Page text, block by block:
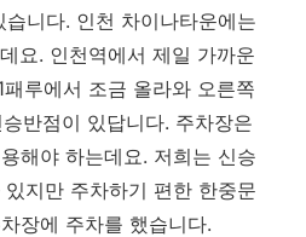
니다. 인천 차이나타운에는
요. 인천역에서 제일 가까운
루에서 조금 올라와 오른쪽
반점이 있답니다. 주차장은
해야 하는데요. 저희는 신승
지만 주차하기 편한 한중문
장에 주차를 했습니다.